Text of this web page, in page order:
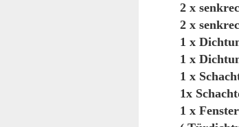
2 x
2 x
1 x
1 x
1 x
1x
1 x